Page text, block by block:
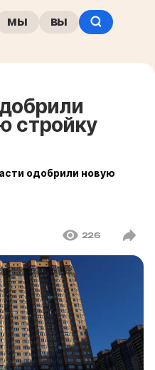
мы вы
стройку
одобрили новую
226